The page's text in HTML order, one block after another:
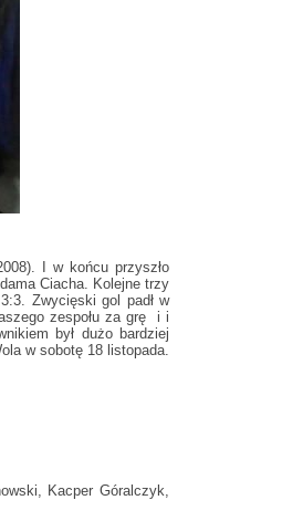
I w końcu przyszło
Ciacha. Kolejne trzy
Zwycięski gol padł w
zespołu za grę i i
był dużo bardziej
w sobotę 18 listopada.
Kacper Góralczyk,